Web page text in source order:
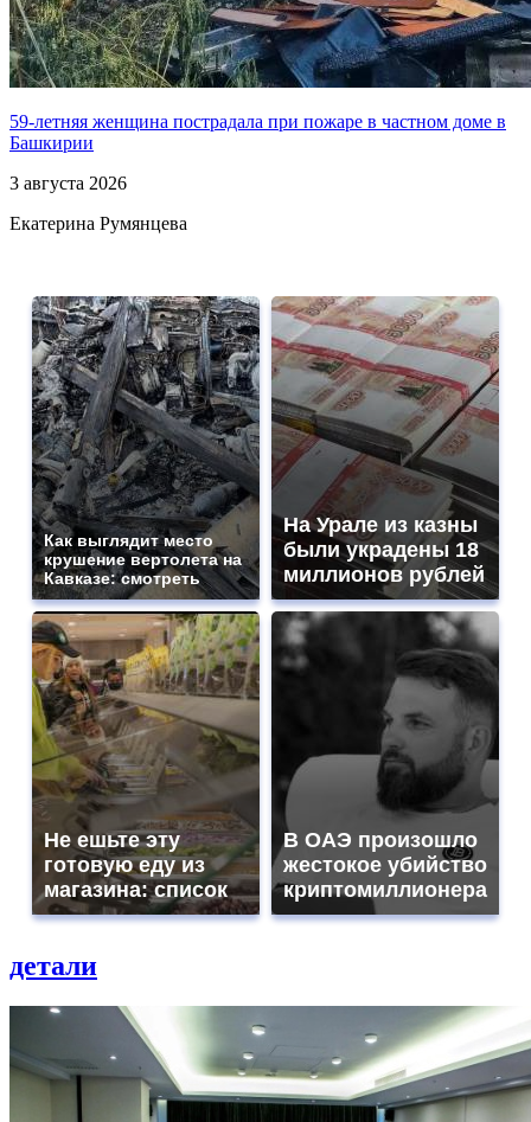
59-летняя женщина пострадала при пожаре в частном доме в
Башкирии
3 августа 2026
Екатерина Румянцева
Как выглядит место
крушение вертолета на
Кавказе: смотреть
На Урале из казны
были украдены 18
миллионов рублей
Не ешьте эту
готовую еду из
магазина: список
В ОАЭ произошло
жестокое убийство
криптомиллионера
детали